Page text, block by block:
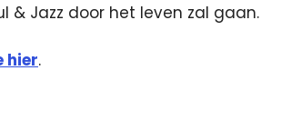
& Jazz door het leven zal gaan.
hier.